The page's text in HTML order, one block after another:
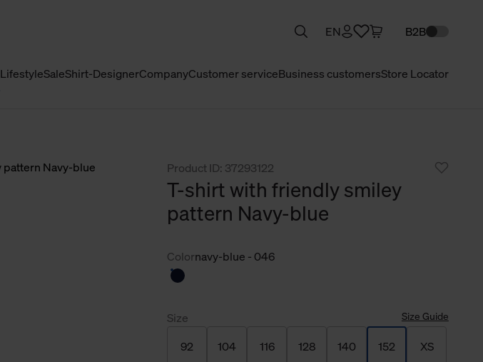
LifestyleSaleShirt-DesignerCompanyCustomer serviceBusiness customersStore Locator
EN B2B
Product ID: 37293122
T-shirt with friendly smiley
pattern Navy-blue
Colornavy-blue - 046
Size Size Guide
92 104 116 128 140 152 XS